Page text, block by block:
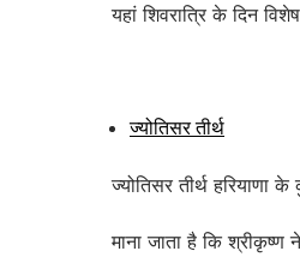
यहां शिवरात्रि के दिन
ज्योतिसर तीर्थ
ज्योतिसर तीर्थ हरियाणा
माना जाता है कि श्रीकृष्ण